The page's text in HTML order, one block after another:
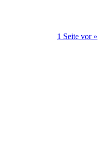
1 Seite vor »